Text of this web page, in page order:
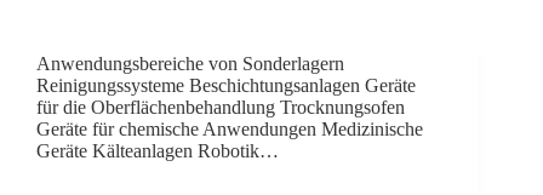
Anwendungsbereiche von Sonderlagern
Reinigungssysteme Beschichtungsanlagen Geräte
für die Oberflächenbehandlung Trocknungsofen
Geräte für chemische Anwendungen Medizinische
Geräte Kälteanlagen Robotik…